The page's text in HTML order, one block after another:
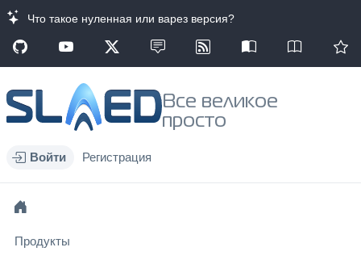
Что такое нуленная или варез версия?
Все великое
просто
Войти Регистрация
Продукты